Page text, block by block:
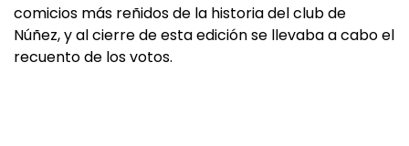
comicios más reñidos de la historia del club de
Núñez, y al cierre de esta edición se llevaba a cabo el
recuento de los votos.